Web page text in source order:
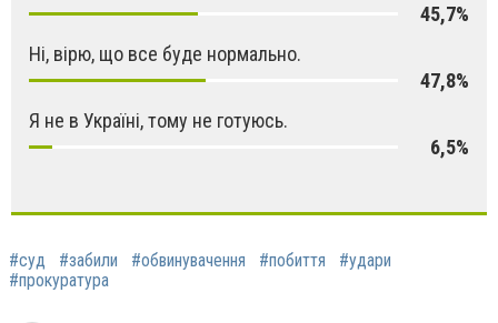
45,7%
Ні, вірю, що все буде нормально.
47,8%
Я не в Україні, тому не готуюсь.
6,5%
#суд #забили #обвинувачення #побиття
#удари
#прокуратура